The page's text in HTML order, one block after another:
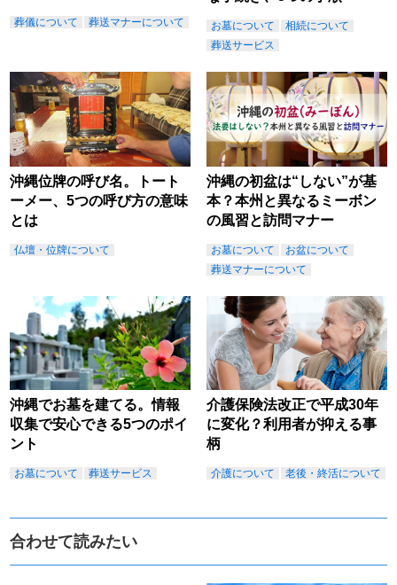
葬儀について 葬送マナーについて お墓について
相続について
葬送サービス
沖縄位牌の呼び名。トート
ーメー、5つの呼び方の意味
とは
仏壇・位牌について
沖縄の初盆は“しない”が基
本？本州と異なるミーボン
の風習と訪問マナー
お墓について
お盆について
葬送マナーについて
沖縄でお墓を建てる。情報
収集で安心できる5つのポイ
ント
お墓について 葬送サービス
介護保険法改正で平成30年
に変化？利用者が抑える事
柄
介護について 老後・終活について
合わせて読みたい